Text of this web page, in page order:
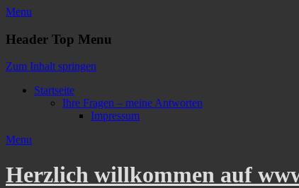
Menu
Header Top Menu
Zum Inhalt springen
Startseite
Ihre Fragen – meine Antworten
Impressum
Menu
Herzlich willkommen auf